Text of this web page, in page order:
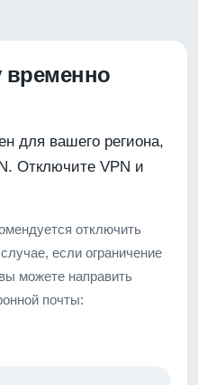
временно
для вашего региона,
Отключите VPN и
отключить
если ограничение
можете направить
почты: